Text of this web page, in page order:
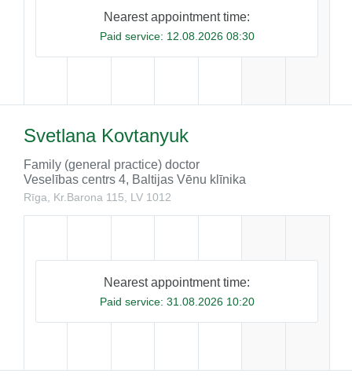
Nearest appointment time:
Paid service: 12.08.2026 08:30
Svetlana Kovtanyuk
Family (general practice) doctor
Veselības centrs 4, Baltijas Vēnu klīnika
Rīga, Kr.Barona 115, LV 1012
Nearest appointment time:
Paid service: 31.08.2026 10:20